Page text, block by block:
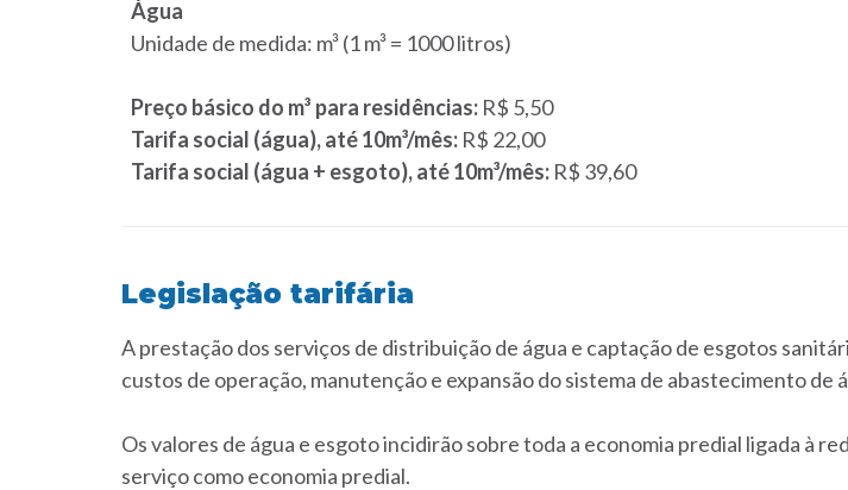
Água
Unidade de medida: m³ (1 m³ = 1000 litros)
Preço básico do m³ para residências: R$ 5,50
Tarifa social (água), até 10m³/mês: R$ 22,00
Tarifa social (água + esgoto), até 10m³/mês: R$ 39,60
Legislação tarifária
A prestação dos serviços de distribuição de água e captação de esgotos
custos de operação, manutenção e expansão do sistema de abastecimento de
Os valores de água e esgoto incidirão sobre toda a economia predial ligada à
serviço como economia predial.